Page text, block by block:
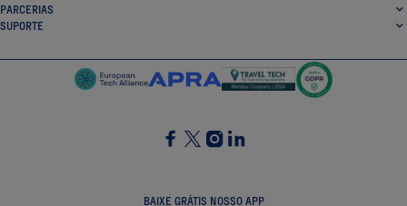
PARCERIAS
SUPORTE
BAIXE GRÁTIS NOSSO APP